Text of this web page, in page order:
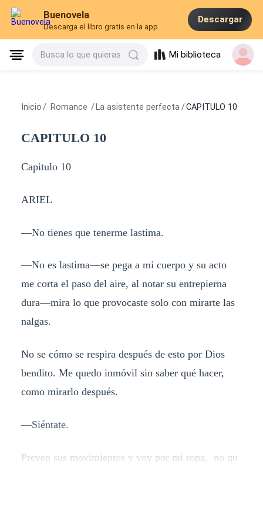
Buenovela
Descarga el libro gratis en la app
Descargar
Busca lo que quieras Mi biblioteca
Inicio / Romance / La asistente perfecta /CAPITULO 10
CAPITULO 10
Capitulo 10
ARIEL
—No tienes que tenerme lastima.
—No es lastima—se pega a mi cuerpo y su acto
me corta el paso del aire, al notar su entrepierna
dura—mira lo que provocaste solo con mirarte las
nalgas.
No se cómo se respira después de esto por Dios
bendito. Me quedo inmóvil sin saber qué hacer,
como mirarlo después.
—Siéntate.
Preveo sus movimientos y voy por mi ropa, no qu